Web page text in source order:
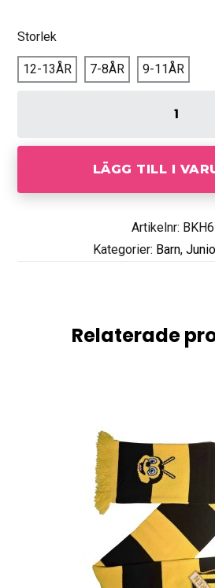
Storlek
12-13ÅR 7-8ÅR 9-11ÅR
LÄGG TILL I
Artikelnr:
Kategorier: Barn,
Relaterade